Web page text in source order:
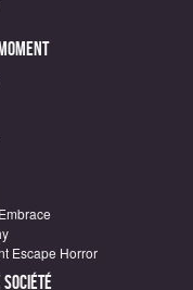
Escape Horror
société